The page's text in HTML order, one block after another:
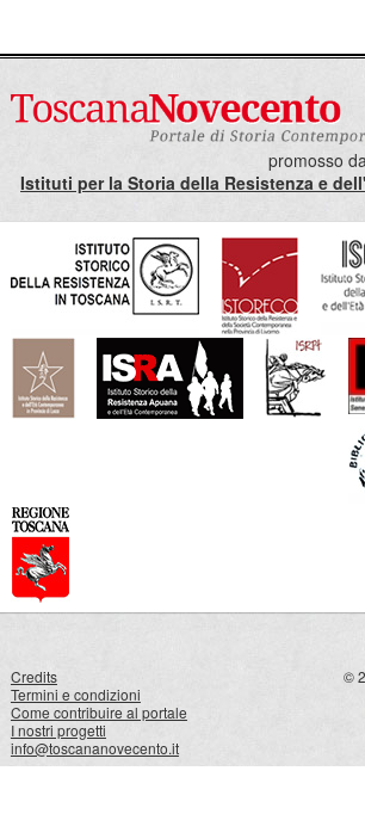
promosso
Istituti per la Storia della Resistenza e
Credits
Termini e condizioni
Come contribuire al portale
I nostri progetti
info@toscananovecento.it
©